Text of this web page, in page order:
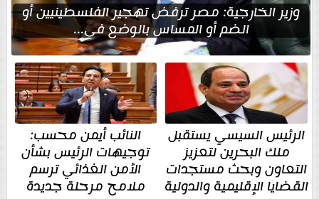
وزير الخارجية: مصر ترفض تهجير الفلسطينيين أو
الضم أو المساس بالوضع في...
الرئيس السيسي يستقبل
ملك البحرين لتعزيز
التعاون وبحث مستجدات
القضايا الإقليمية والدولية
النائب أيمن محسب:
توجيهات الرئيس بشأن
الأمن الغذائي ترسم
ملامح مرحلة جديدة